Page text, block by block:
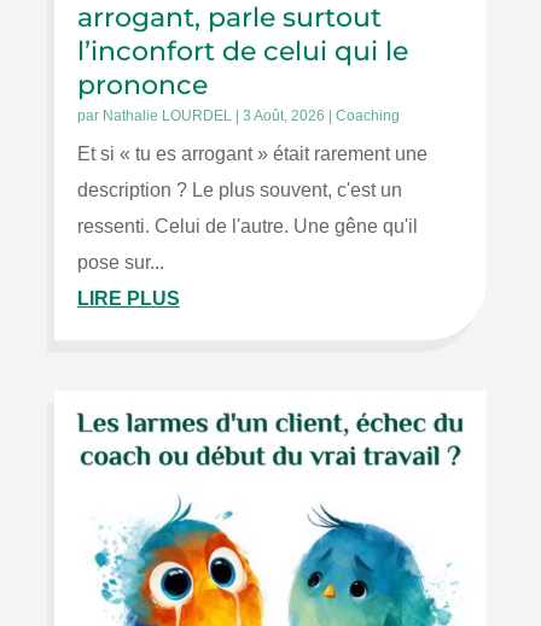
arrogant, parle surtout
l’inconfort de celui qui le
prononce
par Nathalie LOURDEL| 3 Août, 2026 Coaching
Et si « tu es arrogant » était rarement une
description ? Le plus souvent, c'est un
ressenti. Celui de l'autre. Une gêne qu'il
pose sur...
LIRE PLUS